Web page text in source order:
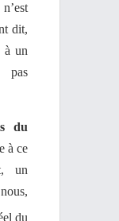
dit,
à un
du
à ce
un
du